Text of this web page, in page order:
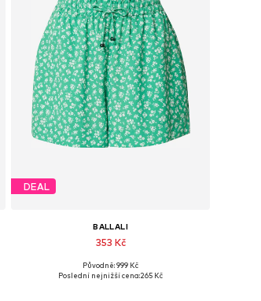
DEAL
BALLALI
353 Kč
Dostupné velikosti: 34, 36, 38, 40, 42
Původně: 999 Kč
Poslední nejnižší cena:265 Kč